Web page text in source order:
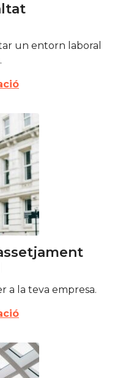
un entorn laboral
a la teva empresa.